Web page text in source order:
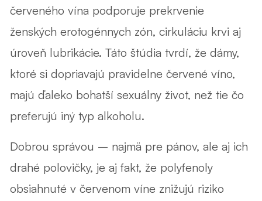
červeného vína podporuje prekrvenie
ženských erotogénnych zón, cirkuláciu krvi aj
úroveň lubrikácie. Táto štúdia tvrdí, že dámy,
ktoré si dopriavajú pravidelne červené víno,
majú ďaleko bohatší sexuálny život, než tie čo
preferujú iný typ alkoholu.
Dobrou správou – najmä pre pánov, ale aj ich
drahé polovičky, je aj fakt, že polyfenoly
obsiahnuté v červenom víne znižujú riziko